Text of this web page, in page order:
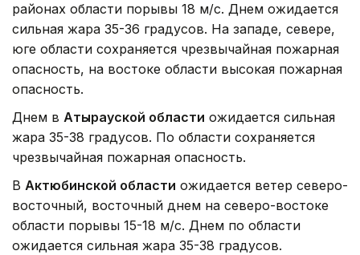
районах области порывы 18 м/с. Днем ожидается
сильная жара 35-36 градусов. На западе, севере,
юге области сохраняется чрезвычайная пожарная
опасность, на востоке области высокая пожарная
опасность.
Днем в Атырауской области ожидается сильная
жара 35-38 градусов. По области сохраняется
чрезвычайная пожарная опасность.
В Актюбинской области ожидается ветер северо-
восточный, восточный днем на северо-востоке
области порывы 15-18 м/с. Днем по области
ожидается сильная жара 35-38 градусов.